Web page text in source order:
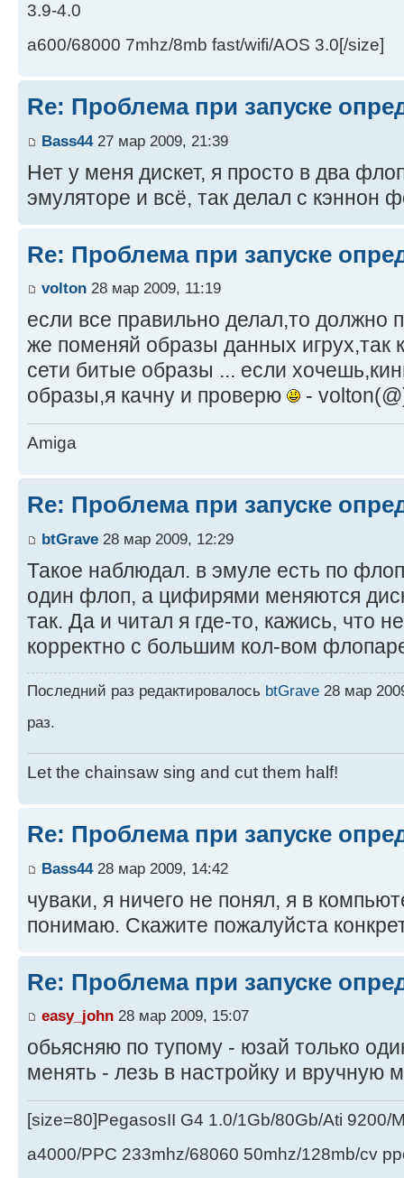
3.9-4.0
a600/68000 7mhz/8mb fast/wifi/AOS 3.0[/size]
Re: Проблема при запуске
Bass4427 мар 2009, 21:39
Нет у меня дискет, я просто в два
эмуляторе и всё, так делал с кэннон
Re: Проблема при запуске
volton 28 мар 2009, 11:19
если все правильно делал,то должно
же поменяй образы данных игрух,так
сети битые образы ... если
образы,я качну и проверю
-
Amiga
Re: Проблема при запуске
btGrave 28 мар 2009, 12:29
Такое наблюдал. в эмуле есть по
один флоп, а цифирями меняются
так. Да и читал я где-то, кажись, что
корректно с большим кол-вом
Последний раз редактировалось btGrave 28 мар
раз.
Let the chainsaw sing and cut them half!
Re: Проблема при запуске
Bass4428 мар 2009, 14:42
чуваки, я ничего не понял, я в
понимаю. Скажите пожалуйста
Re: Проблема при запуске
easy_john 28 мар 2009, 15:07
обьясняю по тупому - юзай только
менять - лезь в настройку и вручную
[size=80]PegasosII G4 1.0/1Gb/80Gb/Ati 9200/
a4000/PPC 233mhz/68060 50mhz/128mb/cv